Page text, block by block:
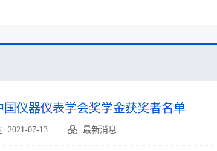
国仪器仪表学会奖学金获奖者名单
2021-07-13 最新消息